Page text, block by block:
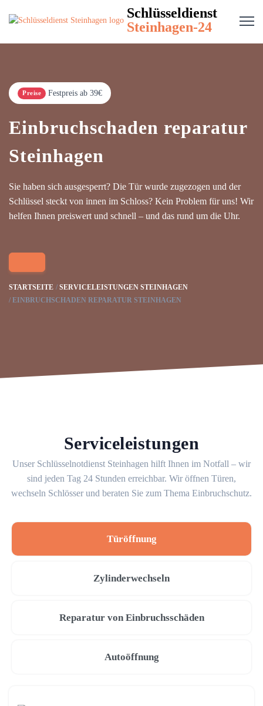
Schlüsseldienst
Steinhagen-24
Preise Festpreis ab 39€
Einbruchschaden reparatur
Steinhagen
Sie haben sich ausgesperrt? Die Tür wurde zugezogen und der
Schlüssel steckt von innen im Schloss? Kein Problem für uns! Wir
helfen Ihnen preiswert und schnell – und das rund um die Uhr.
STARTSEITE
SERVICELEISTUNGEN STEINHAGEN
EINBRUCHSCHADEN REPARATUR STEINHAGEN
Serviceleistungen
Unser Schlüsselnotdienst Steinhagen hilft Ihnen im Notfall – wir
sind jeden Tag 24 Stunden erreichbar. Wir öffnen Türen,
wechseln Schlösser und beraten Sie zum Thema Einbruchschutz.
Türöffnung
Zylinderwechseln
Reparatur von Einbruchsschäden
Autoöffnung